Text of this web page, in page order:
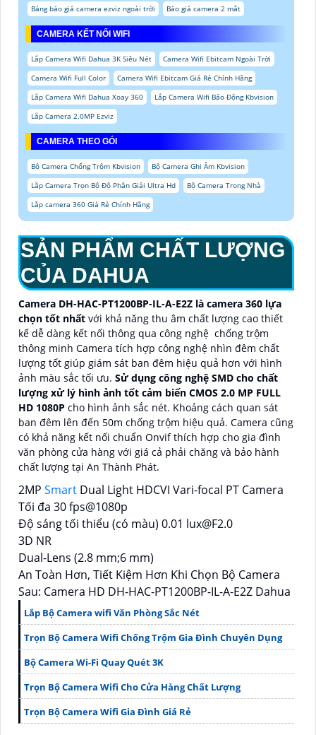
Bảng báo giá camera ezviz ngoài trời
Báo giá camera 2 mắt
CAMERA KẾT NỐI WIFI
Lắp Camera Wifi Dahua 3K Siêu Nét
Camera Wifi Ebitcam Ngoài Trời
Camera Wifi Full Color
Camera Wifi Ebitcam Giá Rẻ Chính Hãng
Lắp Camera Wifi Dahua Xoay 360
Lắp Camera Wifi Báo Động Kbvision
Lắp Camera 2.0MP Ezviz
CAMERA THEO GÓI
Bộ Camera Chống Trộm Kbvision
Bộ Camera Ghi Âm Kbvision
Lắp Camera Trọn Bộ Độ Phân Giải Ultra Hd
Bộ Camera Trong Nhà
Lắp camera 360 Giá Rẻ Chính Hãng
SẢN PHẨM CHẤT LƯỢNG
CỦA DAHUA
Camera DH-HAC-PT1200BP-IL-A-E2Z là camera 360 lựa
chọn tốt nhất với khả năng thu âm chất lượng cao thiết
kế dễ dàng kết nối thông qua công nghệ chống trộm
thông minh Camera tích hợp công nghệ nhìn đêm chất
lượng tốt giúp giám sát ban đêm hiệu quả hơn với hình
ảnh màu sắc tối ưu. Sử dụng công nghệ SMD cho chất
lượng xử lý hình ảnh tốt cảm biến CMOS 2.0 MP FULL
HD 1080P cho hình ảnh sắc nét. Khoảng cách quan sát
ban đêm lên đến 50m chống trộm hiệu quả. Camera cũng
có khả năng kết nối chuẩn Onvif thích hợp cho gia đình
văn phòng cửa hàng với giá cả phải chăng và bảo hành
chất lượng tại An Thành Phát.
2MP Smart Dual Light HDCVI Vari-focal PT Camera
Tối đa 30 fps@1080p
Độ sáng tối thiểu (có màu) 0.01 lux@F2.0
3D NR
Dual-Lens (2.8 mm;6 mm)
An Toàn Hơn, Tiết Kiệm Hơn Khi Chọn Bộ Camera
Sau: Camera HD DH-HAC-PT1200BP-IL-A-E2Z Dahua
Lắp Bộ Camera wifi Văn Phòng Sắc Nét
Trọn Bộ Camera Wifi Chống Trộm Gia Đình Chuyên Dụng
Bộ Camera Wi-Fi Quay Quét 3K
Trọn Bộ Camera Wifi Cho Cửa Hàng Chất Lượng
Trọn Bộ Camera Wifi Gia Đình Giá Rẻ